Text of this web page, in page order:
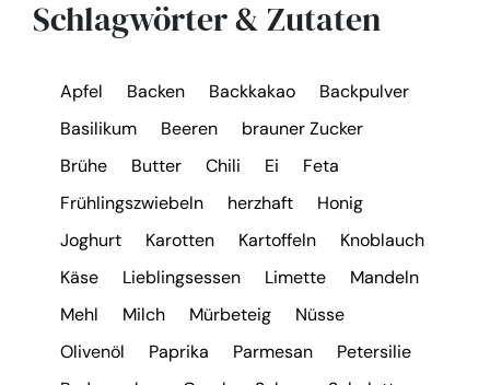
Schlagwörter & Zutaten
Apfel Backen Backkakao
Backpulver
Basilikum
Beeren
brauner Zucker
Brühe
Butter Chili Ei
Feta
Frühlingszwiebeln
herzhaft
Honig
Joghurt
Karotten Kartoffeln
Knoblauch
Käse
Lieblingsessen Limette
Mandeln
Mehl
Milch Mürbeteig
Nüsse
Olivenöl
Paprika Parmesan
Petersilie